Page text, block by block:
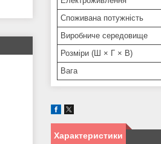
Споживана потужність
Виробниче середовище
Розміри (Ш × Г × В)
Вага
Характеристики